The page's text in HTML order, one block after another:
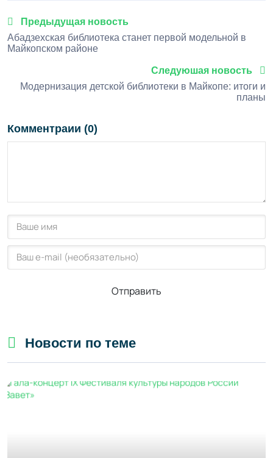
Предыдущая новость
Абадзехская библиотека станет первой модельной в
Майкопском районе
Следуюшая новость
Модернизация детской библиотеки в Майкопе: итоги и
планы
Комментраии (0)
Отправить
Новости по теме